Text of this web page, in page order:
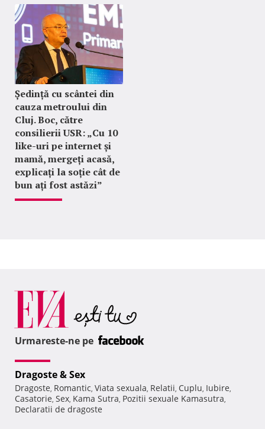
Ședință cu scântei din
cauza metroului din
Cluj. Boc, către
consilierii USR: „Cu 10
like-uri pe internet și
mamă, mergeți acasă,
explicați la soție cât de
bun ați fost astăzi”
Urmareste-ne pe
Dragoste & Sex
Dragoste, Romantic, Viata sexuala, Relatii, Cuplu, Iubire,
Casatorie, Sex, Kama Sutra, Pozitii sexuale Kamasutra,
Declaratii de dragoste